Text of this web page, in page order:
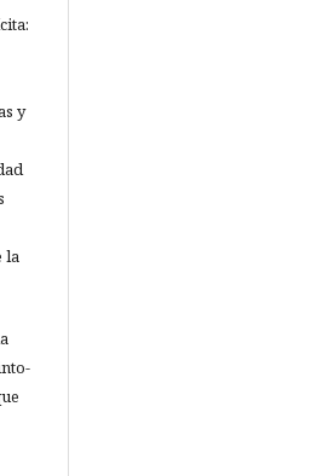
y
la